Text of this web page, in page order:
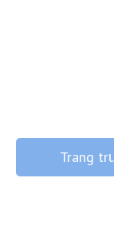
Trang